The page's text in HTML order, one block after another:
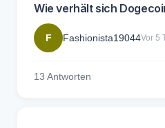
Wie verhält sich
F Fashionista19044Vor 5
13 Antworten